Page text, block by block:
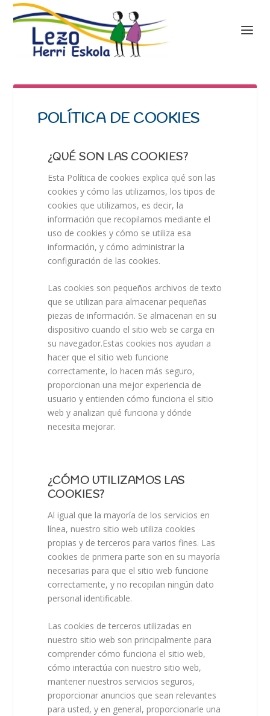
POLÍTICA DE COOKIES
¿QUÉ SON LAS COOKIES?
Esta Política de cookies explica qué son las
cookies y cómo las utilizamos, los tipos de
cookies que utilizamos, es decir, la
información que recopilamos mediante el
uso de cookies y cómo se utiliza esa
información, y cómo administrar la
configuración de las cookies.
Las cookies son pequeños archivos de texto
que se utilizan para almacenar pequeñas
piezas de información. Se almacenan en su
dispositivo cuando el sitio web se carga en
su navegador.Estas cookies nos ayudan a
hacer que el sitio web funcione
correctamente, lo hacen más seguro,
proporcionan una mejor experiencia de
usuario y entienden cómo funciona el sitio
web y analizan qué funciona y dónde
necesita mejorar.
¿CÓMO UTILIZAMOS LAS
COOKIES?
Al igual que la mayoría de los servicios en
línea, nuestro sitio web utiliza cookies
propias y de terceros para varios fines. Las
cookies de primera parte son en su mayoría
necesarias para que el sitio web funcione
correctamente, y no recopilan ningún dato
personal identificable.
Las cookies de terceros utilizadas en
nuestro sitio web son principalmente para
comprender cómo funciona el sitio web,
cómo interactúa con nuestro sitio web,
mantener nuestros servicios seguros,
proporcionar anuncios que sean relevantes
para usted, y en general, proporcionarle una